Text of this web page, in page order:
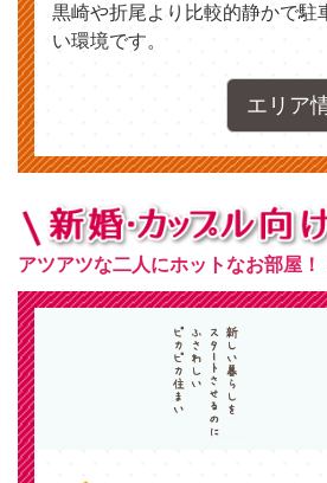
エリア
黒崎や折尾より比較的静かで駐
い環境です。
アツアツな二人にホットなお部屋！